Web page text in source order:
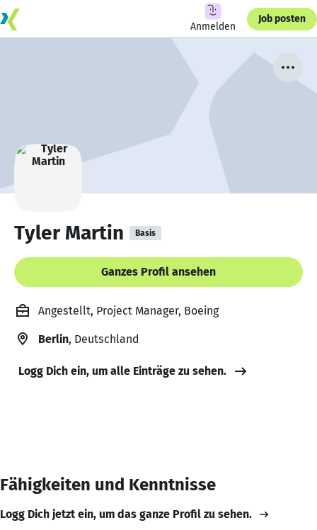
Anmelden
Job posten
Tyler Martin Basis
Ganzes Profil ansehen
Angestellt, Project Manager, Boeing
Berlin, Deutschland
Logg Dich ein, um alle Einträge zu sehen.
Fähigkeiten und Kenntnisse
Logg Dich jetzt ein, um das ganze Profil zu sehen.